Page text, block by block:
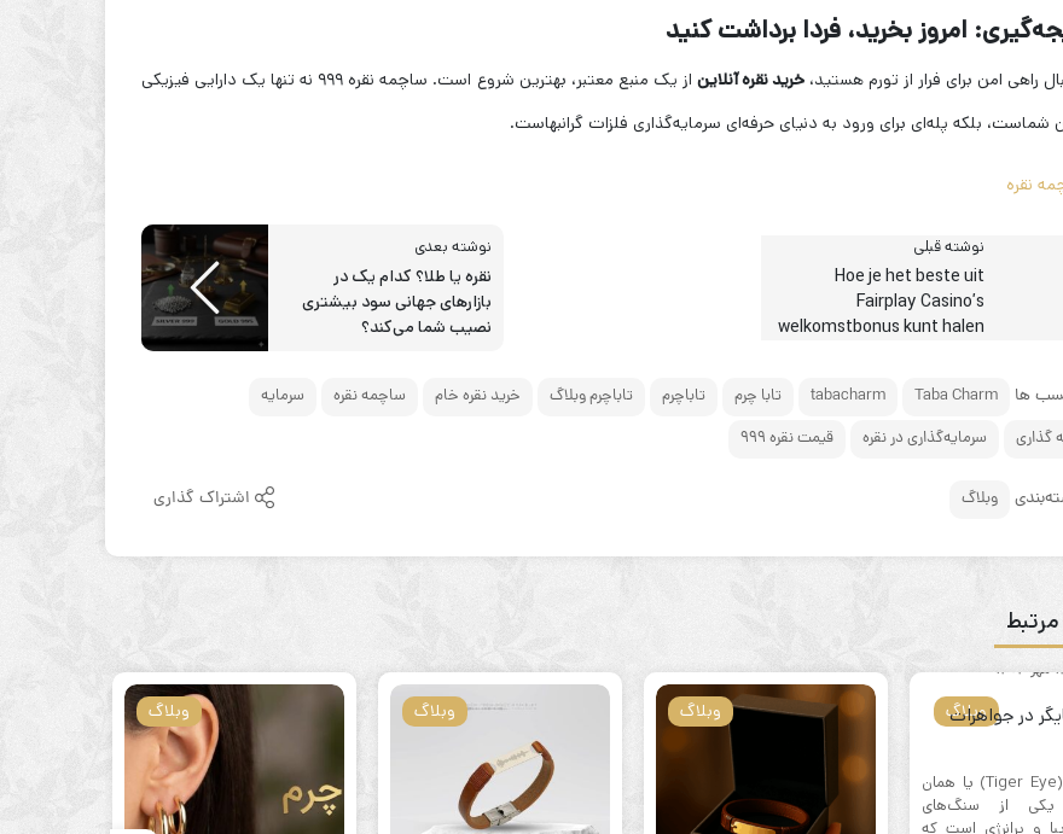
راهی امن برای فرار از تورم هستید،خرید نقره آنلاین
از یک منبع معتبر، بهترین شروع است. ساچمه نقره ۹۹۹ نه تنها یک دارایی فیزیکی
شماست، بلکه پله‌ای برای ورود به دنیای حرفه‌ای سرمایه‌گذاری فلزات گرانبهاست.
نقره
نوشته قبلی
Hoe je het beste uit
Fairplay Casino’s
welkomstbonus kunt halen
نوشته بعدی
نقره یا طلا؟ کدام یک در
بازارهای جهانی سود بیشتری
نصیب شما می‌کند؟
ها Taba Charm
tabacharm تابا چرم تاباچرم تاباچرم وبلاگ خرید نقره خام ساچمه نقره
سرمایه
گذاری
سرمایه‌گذاری در نقره قیمت نقره ۹۹۹
وبلاگ اشتراک گذاری
وبلاگ
در جواهرات
سنگ تایگر (Tiger Eye) یا همان
از سنگ‌های
و پرانرژی است که
وبلاگ وبلاگ وبلاگ